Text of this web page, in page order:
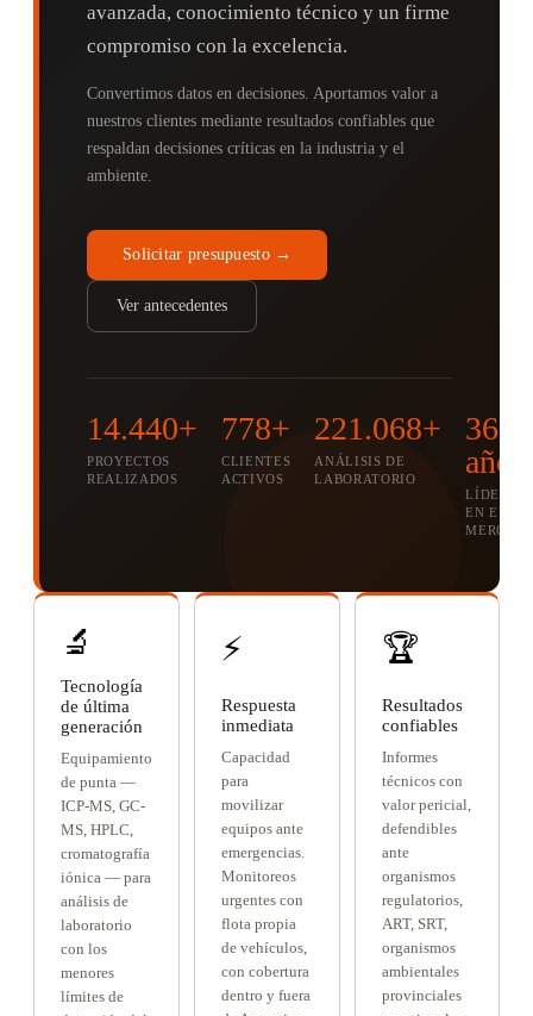
avanzada, conocimiento técnico y un firme
compromiso con la excelencia.
Convertimos datos en decisiones. Aportamos valor a
nuestros clientes mediante resultados confiables que
respaldan decisiones críticas en la industria y el
ambiente.
Solicitar presupuesto →
Ver antecedentes
14.440+
PROYECTOS
REALIZADOS
778+
CLIENTES
ACTIVOS
221.068+
ANÁLISIS DE
LABORATORIO
36
años
LÍDERES
EN EL
🔬
Tecnología
de última
generación
Equipamiento
de punta —
ICP-MS, GC-
MS, HPLC,
cromatografía
iónica — para
análisis de
laboratorio
con los
menores
límites de
⚡
Respuesta
inmediata
Capacidad
para
movilizar
equipos ante
emergencias.
Monitoreos
urgentes con
flota propia
de vehículos,
con cobertura
dentro y fuera
🏆
Resultados
confiables
Informes
técnicos con
valor pericial,
defendibles
ante
organismos
regulatorios,
ART, SRT,
organismos
ambientales
provinciales